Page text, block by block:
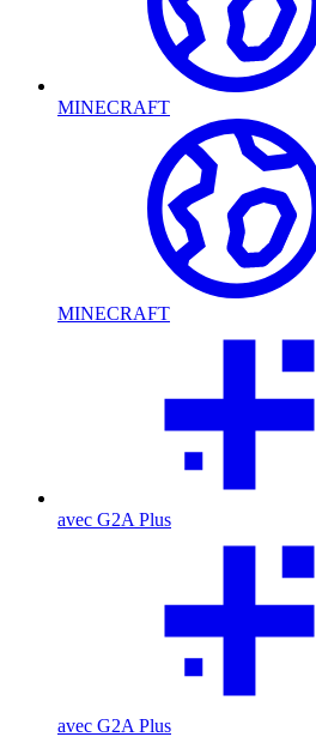
MINECRAFT
MINECRAFT
avec G2A Plus
avec G2A Plus